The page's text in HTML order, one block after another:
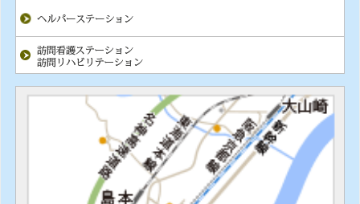
2026年5月18日（月)
上牧ケアセンター
上牧デイサービスセンター
6月デイ便り
詳しくはこちら